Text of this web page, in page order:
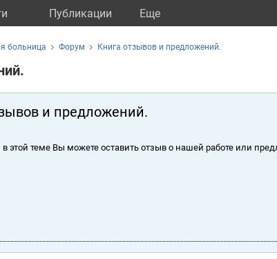
Публикации Eще
больница Форум Книга отзывов и предложений.
и предложений.
в этой теме Вы можете оставить отзыв о нашей работе или